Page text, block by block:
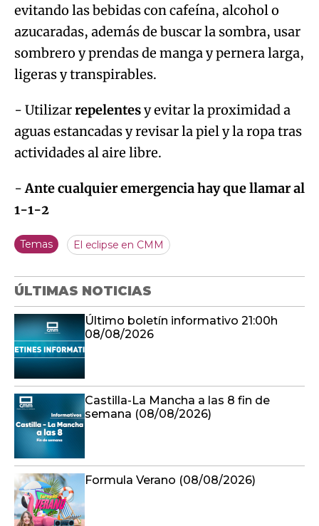
evitando las bebidas con cafeína, alcohol o
azucaradas, además de buscar la sombra, usar
sombrero y prendas de manga y pernera larga,
ligeras y transpirables.
- Utilizarrepelentesy evitar la proximidad a
aguas estancadas y revisar la piel y la ropa tras
actividades al aire libre.
-Ante cualquier emergencia hay que llamar al
1-1-2
Temas El eclipse en CMM
ÚLTIMAS NOTICIAS
Último boletín informativo 21:00h
08/08/2026
Castilla-La Mancha a las 8 fin de
semana (08/08/2026)
Formula Verano (08/08/2026)